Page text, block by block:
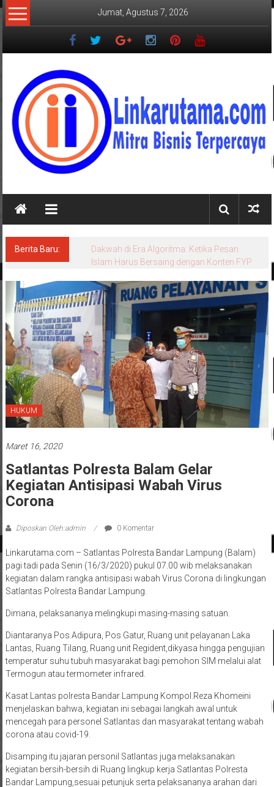
Lompat
ke
Jumat, Agustus 7, 2026
LINKARUTAMA.COM
Mitra
Terpercaya
Berita Baru:
Mahasiswa UIN RIL Asah Menulis Opini dan
Berita Berbasis AI di JMSI
HUKUM
Maret 16, 2020
Satlantas Polresta Balam Gelar
Kegiatan Antisipasi Wabah Virus
Corona
Diposkan Oleh:admin 0 Komentar
Linkarutama.com – Satlantas Polresta Bandar Lampung (Balam)
pagi tadi pada Senin (16/3/2020) pukul 07.00 wib melaksanakan
kegiatan dalam rangka antisipasi wabah Virus Corona di lingkungan
Satlantas Polresta Bandar Lampung.
Dimana, pelaksananya melingkupi masing-masing satuan.
Diantaranya Pos Adipura, Pos Gatur, Ruang unit pelayanan Laka
Lantas, Ruang Tilang, Ruang unit Regident,dikyasa hingga pengujian
temperatur suhu tubuh masyarakat bagi pemohon SIM melalui alat
Termogun atau termometer infrared.
Kasat Lantas polresta Bandar Lampung Kompol.Reza Khomeini
menjelaskan bahwa, kegiatan ini sebagai langkah awal untuk
mencegah para personel Satlantas dan masyarakat tentang wabah
corona atau covid-19.
Disamping itu jajaran personil Satlantas juga melaksanakan
kegiatan bersih-bersih di Ruang lingkup kerja Satlantas Polresta
Bandar Lampung,sesuai petunjuk serta pelaksananya arahan dari